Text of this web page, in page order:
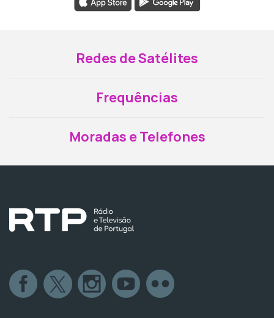
Redes de Satélites
Frequências
Moradas e Telefones